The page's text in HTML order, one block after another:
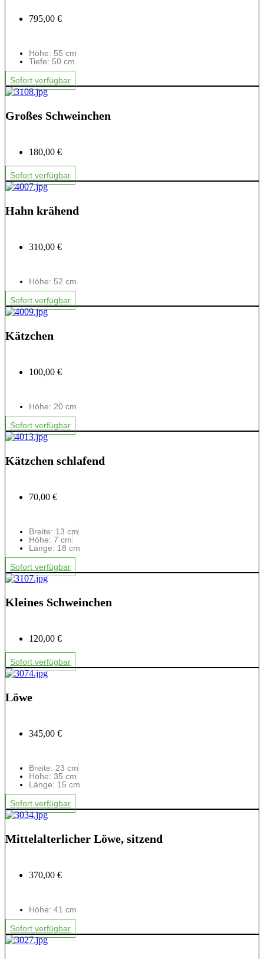
795,00 €
Höhe: 55 cm
Tiefe: 50 cm
Sofort verfügbar
Großes Schweinchen
180,00 €
Sofort verfügbar
Hahn krähend
310,00 €
Höhe: 52 cm
Sofort verfügbar
Kätzchen
100,00 €
Höhe: 20 cm
Sofort verfügbar
Kätzchen schlafend
70,00 €
Breite: 13 cm
Höhe: 7 cm
Länge: 18 cm
Sofort verfügbar
Kleines Schweinchen
120,00 €
Sofort verfügbar
Löwe
345,00 €
Breite: 23 cm
Höhe: 35 cm
Länge: 15 cm
Sofort verfügbar
Mittelalterlicher Löwe, sitzend
370,00 €
Höhe: 41 cm
Sofort verfügbar